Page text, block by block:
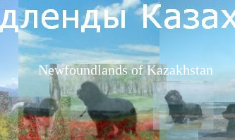
Newfoundlands of Kazakhstan